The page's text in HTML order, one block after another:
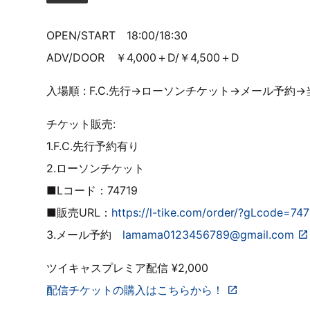
OPEN/START 18:00/18:30
ADV/DOOR ￥4,000＋D/￥4,500＋D
入場順 : F.C.先行→ローソンチケット→メール予約→
チケット販売:
1.F.C.先行予約有り
2.ローソンチケット
■Lコード：74719
■販売URL： https://l-tike.com/order/
3.メール予約 lamama0123456789@gmail.com
ツイキャスプレミア配信 ¥2,000
配信チケットの購入はこちらから！